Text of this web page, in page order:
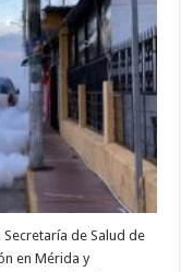
de Salud de
en Mérida y